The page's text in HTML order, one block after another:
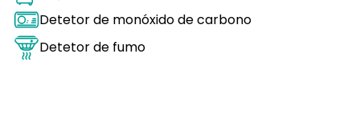
Detetor de monóxido de carbono
Detetor de fumo